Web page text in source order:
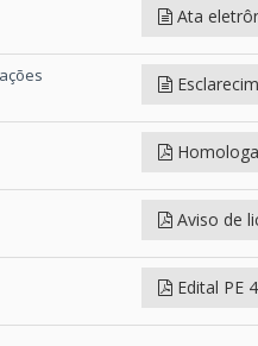
Ata
Aviso de
Edital PE